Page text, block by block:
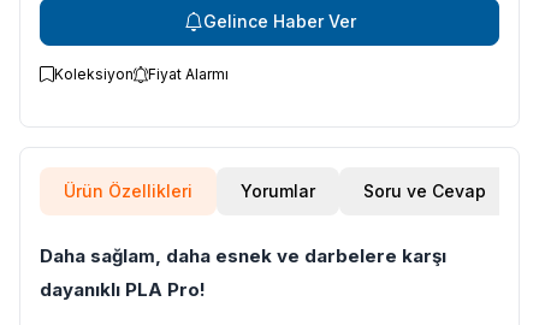
Gelince Haber Ver
Koleksiyon Fiyat Alarmı
Ürün Özellikleri Yorumlar Soru ve Cevap
Daha sağlam, daha esnek ve darbelere karşı
dayanıklı PLA Pro!